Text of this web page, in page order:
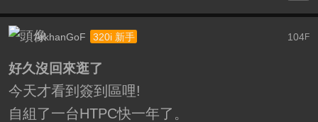
104F
ArkhanGoF 320i 新手
好久沒回來逛了
今天才看到簽到區哩!
自組了一台HTPC快一年了。